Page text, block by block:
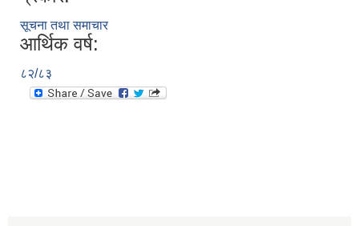
सूचना तथा समाचार
आर्थिक वर्ष:
८२/८३